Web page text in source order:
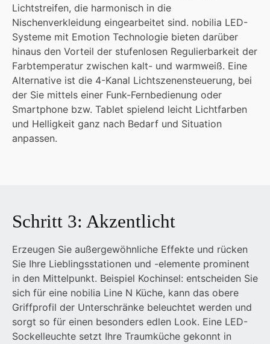
Lichtstreifen, die harmonisch in die
Nischenverkleidung eingearbeitet sind. nobilia LED-
Systeme mit Emotion Technologie bieten darüber
hinaus den Vorteil der stufenlosen Regulierbarkeit der
Farbtemperatur zwischen kalt- und warmweiß. Eine
Alternative ist die 4-Kanal Lichtszenensteuerung, bei
der Sie mittels einer Funk-Fernbedienung oder
Smartphone bzw. Tablet spielend leicht Lichtfarben
und Helligkeit ganz nach Bedarf und Situation
anpassen.
Schritt 3: Akzentlicht
Erzeugen Sie außergewöhnliche Effekte und rücken
Sie Ihre Lieblingsstationen und -elemente prominent
in den Mittelpunkt. Beispiel Kochinsel: entscheiden Sie
sich für eine nobilia Line N Küche, kann das obere
Griffprofil der Unterschränke beleuchtet werden und
sorgt so für einen besonders edlen Look. Eine LED-
Sockelleuchte setzt Ihre Traumküche gekonnt in